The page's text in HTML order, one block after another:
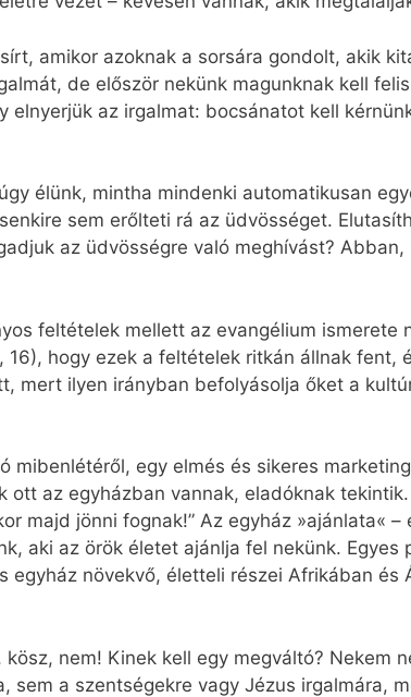
amikor azoknak a sorsára gondolt, akik
de először nekünk magunknak kell
elnyerjük az irgalmat: bocsánatot kell
élünk, mintha mindenki automatikusan
sem erőlteti rá az üdvösséget.
az üdvösségre való meghívást?
feltételek mellett az evangélium ismerete
hogy ezek a feltételek ritkán állnak fent,
mert ilyen irányban befolyásolja őket a
mibenlétéről, egy elmés és sikeres
ott az egyházban vannak, eladóknak
majd jönni fognak!” Az egyház »ajánlata« –
aki az örök életet ajánlja fel nekünk. Egyes
növekvő, életteli részei Afrikában és
nem! Kinek kell egy megváltó? Nekem
sem a szentségekre vagy Jézus irgalmára,